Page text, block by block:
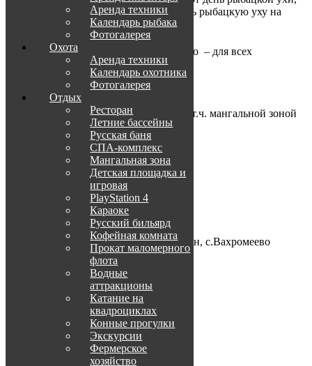
поэтому все желающие смогут отведать рыбацкую уху на
все желающие
Стоимость участия
– 500₽ и бесплатно – для всех
проживающих
В стоимость входит:
участие в турнире
пользование инфраструктурой в т.ч. мангальной зоной
охраняемая автостоянка
Менеджер по туризму:
Место нахождения:
Астраханская область, Икрянинский р-н, с.Вахромеево
GPS координаты:
45º49’29.72″ N 47º35’36.28″ E
Контакты
Забронировать
Посетите нас
Аренда техники
Календарь рыбака
Фотогалерея
Охота
Аренда техники
Календарь охотника
Фотогалерея
Отдых
Ресторан
Летние бассейны
Русская баня
СПА-комплекс
Мангальная зона
Детская площадка и
игровая
PlayStation 4
Караоке
Русский бильярд
Кофейная комната
Прокат маломерного
флота
Водные
аттракционы
Катание на
квадроциклах
Конные прогулки
Экскурсии
Фермерское
хозяйство